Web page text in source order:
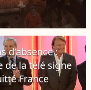
d’absence :
la télé signe
France